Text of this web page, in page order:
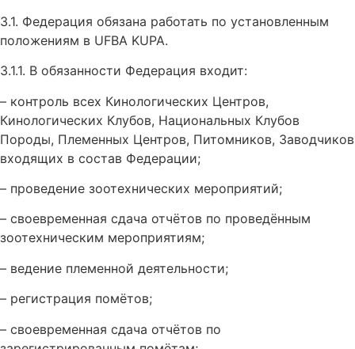
3.1. Федерация обязана работать по установленным
положениям в UFBA KUPA.
3.1.1. В обязанности Федерация входит:
– контроль всех Кинологических Центров,
Кинологических Клубов, Национальных Клубов
Породы, Племенных Центров, Питомников, Заводчиков
входящих в состав Федерации;
– проведение зоотехнических мероприятий;
– своевременная сдача отчётов по проведённым
зоотехническим мероприятиям;
– ведение племенной деятельности;
– регистрация помётов;
– своевременная сдача отчётов по